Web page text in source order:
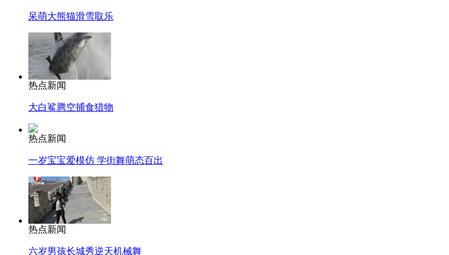
呆萌大熊猫滑雪取乐
热点新闻
大白鲨腾空捕食猎物
热点新闻
一岁宝宝爱模仿 学街舞萌态百出
热点新闻
六岁男孩长城秀逆天机械舞